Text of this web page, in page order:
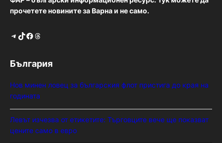
прочетете новините за Варна и не само.
Telegram TikTok Facebook Threads
България
Нов минен ловец за българския флот пристига до края на
годината
Левът изчезва от етикетите: Търговците вече ще показват
цените само в евро